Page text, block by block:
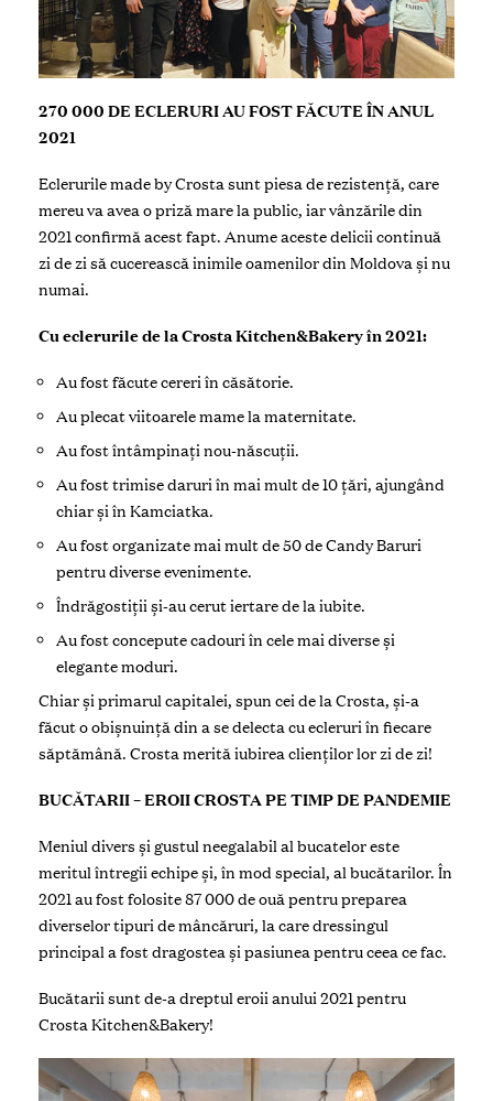
270 000 DE ECLERURI AU FOST FĂCUTE ÎN ANUL
2021
Eclerurile made by Crosta sunt piesa de rezistență, care
mereu va avea o priză mare la public, iar vânzările din
2021 confirmă acest fapt. Anume aceste delicii continuă
zi de zi să cucerească inimile oamenilor din Moldova și nu
numai.
Cu eclerurile de la Crosta Kitchen&Bakery în 2021:
Au fost făcute cereri în căsătorie.
Au plecat viitoarele mame la maternitate.
Au fost întâmpinați nou-născuții.
Au fost trimise daruri în mai mult de 10 țări, ajungând
chiar și în Kamciatka.
Au fost organizate mai mult de 50 de Candy Baruri
pentru diverse evenimente.
Îndrăgostiții și-au cerut iertare de la iubite.
Au fost concepute cadouri în cele mai diverse și
elegante moduri.
Chiar și primarul capitalei, spun cei de la Crosta, și-a
făcut o obișnuință din a se delecta cu ecleruri în fiecare
săptămână. Crosta merită iubirea clienților lor zi de zi!
BUCĂTARII – EROII CROSTA PE TIMP DE PANDEMIE
Meniul divers și gustul neegalabil al bucatelor este
meritul întregii echipe și, în mod special, al bucătarilor. În
2021 au fost folosite 87 000 de ouă pentru preparea
diverselor tipuri de mâncăruri, la care dressingul
principal a fost dragostea și pasiunea pentru ceea ce fac.
Bucătarii sunt de-a dreptul eroii anului 2021 pentru
Crosta Kitchen&Bakery!